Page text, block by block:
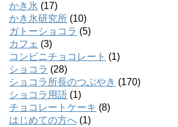
かき氷 (17)
かき氷研究所 (10)
ガトーショコラ (5)
カフェ (3)
コンビニチョコレート (1)
ショコラ (28)
ショコラ所長のつぶやき (170)
ショコラ用語 (1)
チョコレートケーキ (8)
はじめての方へ (1)